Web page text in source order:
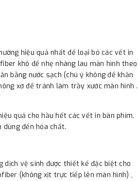
hiệu quả nhất để loại bỏ các vết in
khô để nhẹ nhàng lau màn hình theo
bằng nước sạch (chú ý không để khăn
xơ để tránh làm trầy xước màn hình .
quả cho hầu hết các vết in bàn phím.
đến hóa chất.
dịch vệ sinh được thiết kế đặc biệt cho
(không xịt trực tiếp lên màn hình) ,